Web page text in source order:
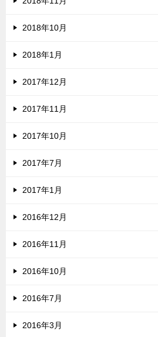
2018年10月
2018年1月
2017年12月
2017年11月
2017年10月
2017年7月
2017年1月
2016年12月
2016年11月
2016年10月
2016年7月
2016年3月